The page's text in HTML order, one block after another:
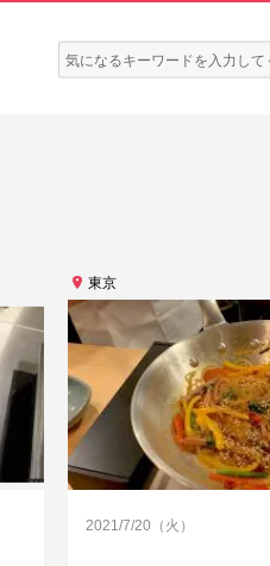
検
索:
東京
2021/7/20（火）